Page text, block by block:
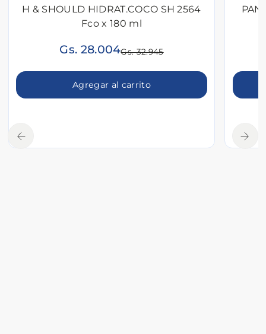
H & SHOULD HIDRAT.COCO SH 2564
Fco x 180 ml
Gs. 28.004Gs. 32.945
Agregar al carrito